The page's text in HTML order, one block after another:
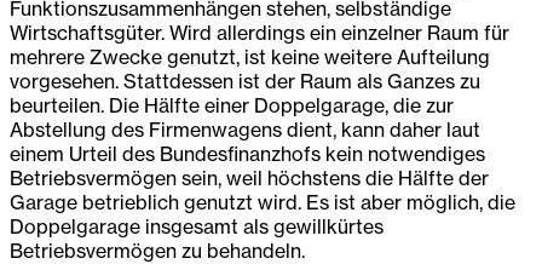
Funktionszusammenhängen stehen, selbständige
Wirtschaftsgüter. Wird allerdings ein einzelner Raum für
mehrere Zwecke genutzt, ist keine weitere Aufteilung
vorgesehen. Stattdessen ist der Raum als Ganzes zu
beurteilen. Die Hälfte einer Doppelgarage, die zur
Abstellung des Firmenwagens dient, kann daher laut
einem Urteil des Bundesfinanzhofs kein notwendiges
Betriebsvermögen sein, weil höchstens die Hälfte der
Garage betrieblich genutzt wird. Es ist aber möglich, die
Doppelgarage insgesamt als gewillkürtes
Betriebsvermögen zu behandeln.